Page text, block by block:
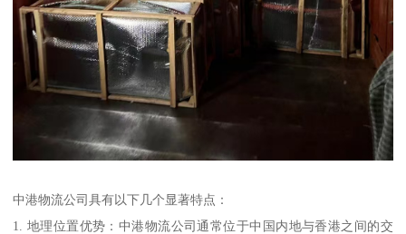
中港物流公司具有以下几个显著特点：
1. 地理位置优势：中港物流公司通常位于中国内地与香港之间的交